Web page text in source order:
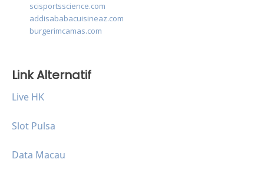
scisportsscience.com
addisababacuisineaz.com
burgerimcamas.com
Link Alternatif
Live HK
Slot Pulsa
Data Macau